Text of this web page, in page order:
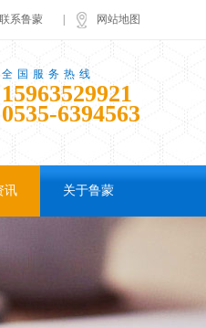
联系鲁蒙 网站地图
全国服务热线
15963529921
0535-6394563
讯 关于鲁蒙